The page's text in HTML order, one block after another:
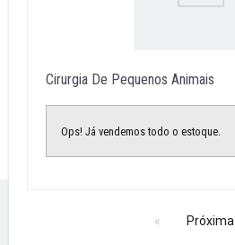
Cirurgia De Pequenos Animais
Ops! Já vendemos todo o estoque.
Próxima